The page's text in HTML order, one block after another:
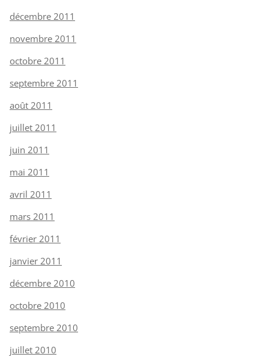
décembre 2011
novembre 2011
octobre 2011
septembre 2011
août 2011
juillet 2011
juin 2011
mai 2011
avril 2011
mars 2011
février 2011
janvier 2011
décembre 2010
octobre 2010
septembre 2010
juillet 2010